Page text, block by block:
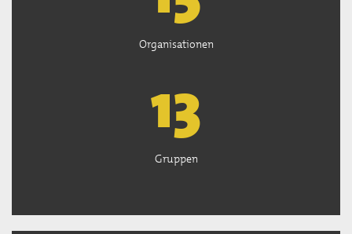
Organisationen
13
Gruppen